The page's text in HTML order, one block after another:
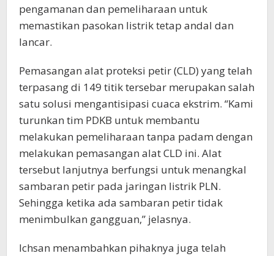
pengamanan dan pemeliharaan untuk
memastikan pasokan listrik tetap andal dan
lancar.
Pemasangan alat proteksi petir (CLD) yang telah
terpasang di 149 titik tersebar merupakan salah
satu solusi mengantisipasi cuaca ekstrim. “Kami
turunkan tim PDKB untuk membantu
melakukan pemeliharaan tanpa padam dengan
melakukan pemasangan alat CLD ini. Alat
tersebut lanjutnya berfungsi untuk menangkal
sambaran petir pada jaringan listrik PLN.
Sehingga ketika ada sambaran petir tidak
menimbulkan gangguan,” jelasnya.
Ichsan menambahkan pihaknya juga telah